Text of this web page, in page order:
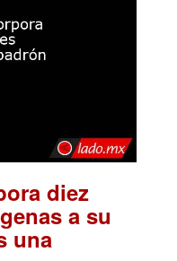
diez
a su
una